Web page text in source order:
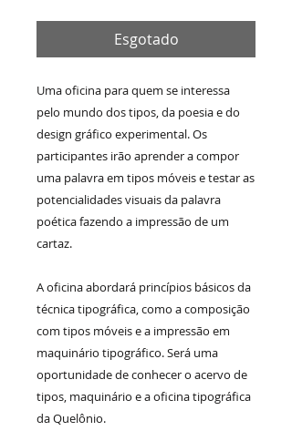
Esgotado
Uma oficina para quem se interessa
pelo mundo dos tipos, da poesia e do
design gráfico experimental. Os
participantes irão aprender a compor
uma palavra em tipos móveis e testar as
potencialidades visuais da palavra
poética fazendo a impressão de um
cartaz.
A oficina abordará princípios básicos da
técnica tipográfica, como a composição
com tipos móveis e a impressão em
maquinário tipográfico. Será uma
oportunidade de conhecer o acervo de
tipos, maquinário e a oficina tipográfica
da Quelônio.